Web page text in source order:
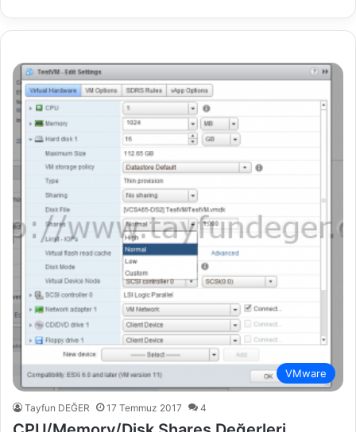
VMware
Tayfun DEĞER 17 Temmuz 2017 4